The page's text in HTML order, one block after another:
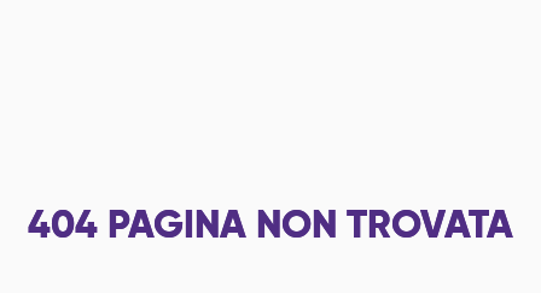
404 PAGINA NON TROVATA